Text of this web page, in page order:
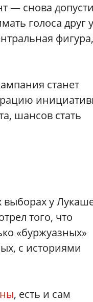
— снова
голоса друг у
фигура,
станет
шансов стать
выборах у
того, что
«буржуазных»
с историями
, есть и сам